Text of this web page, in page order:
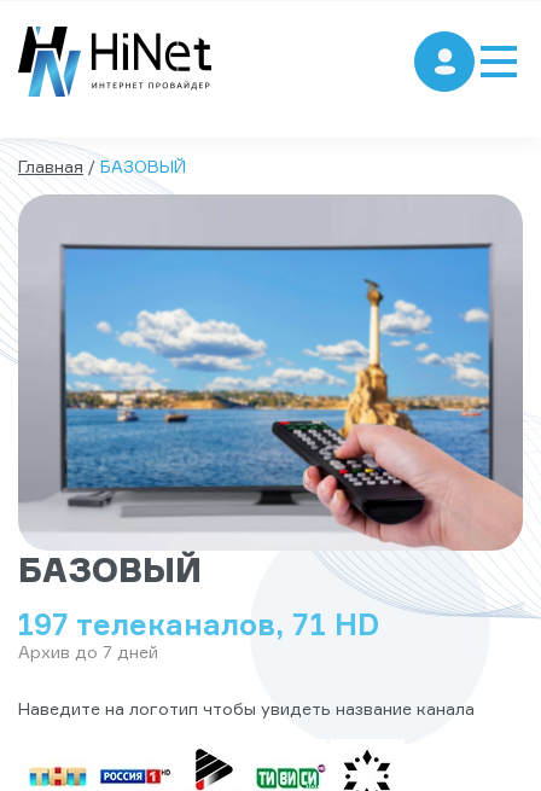
Главная/БАЗОВЫЙ
БАЗОВЫЙ
197 телеканалов, 71 HD
Архив до 7 дней
Наведите на логотип чтобы увидеть название канала